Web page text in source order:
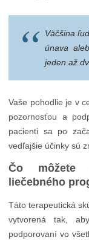
Väčšina
únava
jeden až
Vaše pohodlie je v
pozornosťou a
pacienti sa po
vedľajšie účinky sú
Čo môžete
liečebného
Táto terapeutická
vytvorená tak,
podporovaní vo